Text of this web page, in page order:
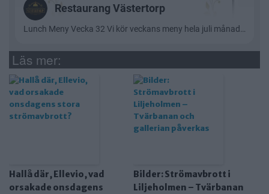
Läs mer:
Hallå där, Ellevio, vad
orsakade onsdagens
Bilder: Strömavbrott i
Liljeholmen – Tvärbanan